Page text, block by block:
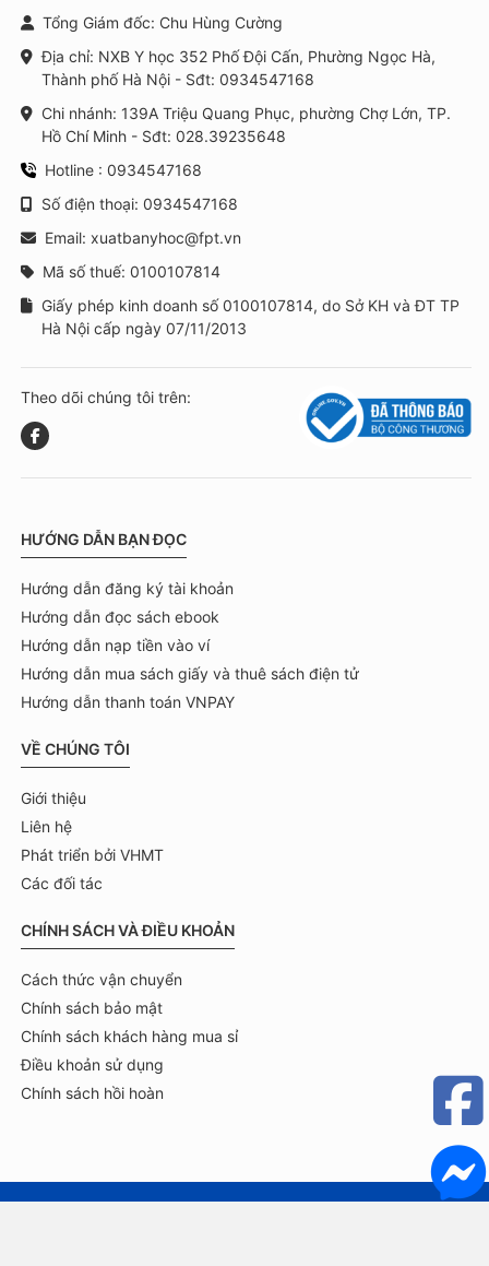
Tổng Giám đốc: Chu Hùng Cường
Địa chỉ: NXB Y học 352 Phố Đội Cấn, Phường Ngọc Hà,
Thành phố Hà Nội - Sđt: 0934547168
Chi nhánh: 139A Triệu Quang Phục, phường Chợ Lớn, TP.
Hồ Chí Minh - Sđt: 028.39235648
Hotline : 0934547168
Số điện thoại: 0934547168
Email: xuatbanyhoc@fpt.vn
Mã số thuế: 0100107814
Giấy phép kinh doanh số 0100107814, do Sở KH và ĐT TP
Hà Nội cấp ngày 07/11/2013
Theo dõi chúng tôi trên:
HƯỚNG DẪN BẠN ĐỌC
Hướng dẫn đăng ký tài khoản
Hướng dẫn đọc sách ebook
Hướng dẫn nạp tiền vào ví
Hướng dẫn mua sách giấy và thuê sách điện tử
Hướng dẫn thanh toán VNPAY
VỀ CHÚNG TÔI
Giới thiệu
Liên hệ
Phát triển bởi VHMT
Các đối tác
CHÍNH SÁCH VÀ ĐIỀU KHOẢN
Cách thức vận chuyển
Chính sách bảo mật
Chính sách khách hàng mua sỉ
Điều khoản sử dụng
Chính sách hồi hoàn